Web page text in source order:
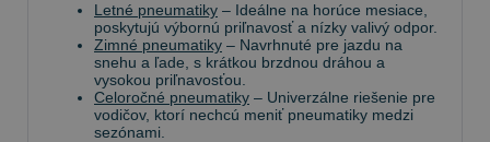
Letné pneumatiky – Ideálne na horúce mesiace,
poskytujú výbornú priľnavosť a nízky valivý odpor.
Zimné pneumatiky – Navrhnuté pre jazdu na
snehu a ľade, s krátkou brzdnou dráhou a
vysokou priľnavosťou.
Celoročné pneumatiky – Univerzálne riešenie pre
vodičov, ktorí nechcú meniť pneumatiky medzi
sezónami.